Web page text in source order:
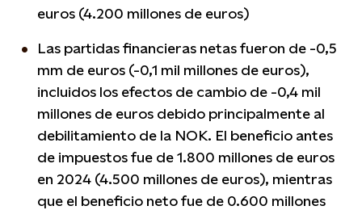
euros (4.200 millones de euros)
Las partidas financieras netas fueron de -0,5
mm de euros (-0,1 mil millones de euros),
incluidos los efectos de cambio de -0,4 mil
millones de euros debido principalmente al
debilitamiento de la NOK. El beneficio antes
de impuestos fue de 1.800 millones de euros
en 2024 (4.500 millones de euros), mientras
que el beneficio neto fue de 0.600 millones